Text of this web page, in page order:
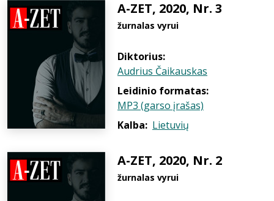
A-ZET, 2020, Nr. 3
žurnalas vyrui
Diktorius:
Audrius Čaikauskas
Leidinio formatas:
MP3 (garso įrašas)
Kalba: Lietuvių
A-ZET, 2020, Nr. 2
žurnalas vyrui